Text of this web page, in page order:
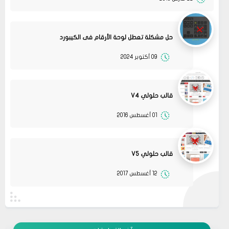
حل مشكلة تعطل لوحة الأرقام فى الكيبورد
09 أكتوبر 2024
قالب حلولي V4
01 أغسطس 2016
قالب حلولي V5
12 أغسطس 2017
11 2022
مشاركة
08
جرب الطريقتين ممكن تحل المشكله
02 2022
حلولي